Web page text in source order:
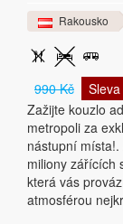
Rakousko
990 Kč
Zažijte kouzlo
metropoli za
nástupní
miliony zářících
která vás
atmosférou